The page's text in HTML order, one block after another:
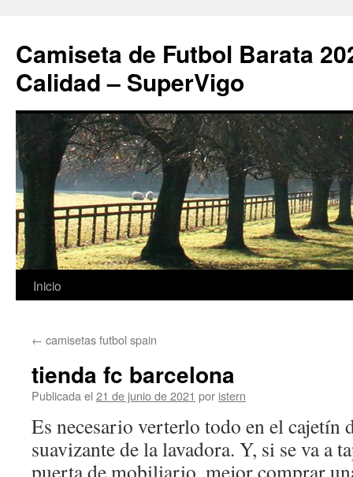
Camiseta de Futbol Barata
Calidad – SuperVigo
Saltar
contenido
Inicio
← camisetas futbol spain
tienda fc barcelona
Publicada el 21 de junio de 2021 por istern
Es necesario verterlo todo en el cajetín
suavizante de la lavadora. Y, si se va a
puerta de mobiliario, mejor comprar